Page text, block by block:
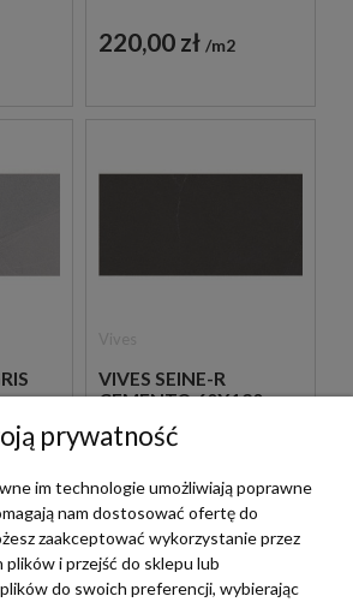
220,00 zł m2
VIVES SEINE-R
CEMENTO 60X120
PŁYTKI BETONOWE
GRESOWE
220,00 zł m2
prywatność
im technologie umożliwiają poprawne
nam dostosować ofertę do
zaakceptować wykorzystanie przez
i przejść do sklepu lub
do swoich preferencji, wybierając